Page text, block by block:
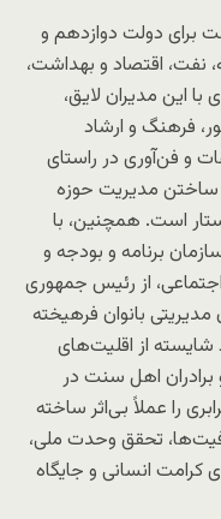
برای دولت دوازدهم و
نفت، اقتصاد و بهداشت،
این مدیران لایق،
فرهنگ و ارشاد
و فن‌آوری در راستای
ساختن مدیریت حوزه
است. همچنین، با
برنامه و بودجه و
از رئیس جمهوری
بانوان فرهیخته
شایسته از اقلیت‌های
برادران اهل سنت در
را عملاً بی‌اثر ساخته
تحقق وحدت ملی،
کرامت انسانی و جایگاه